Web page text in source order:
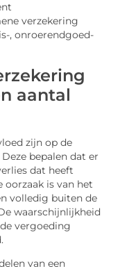
verzekering
, onroerendgoed-
aantal
zijn op de
bepalen dat er
dat heeft
oorzaak is van het
volledig buiten de
waarschijnlijkheid
vergoeding
van een